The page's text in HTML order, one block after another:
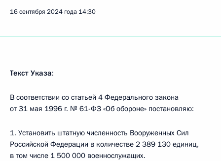
16 сентября 2024 года 14:30
Текст Указа:
В соответствии со статьей 4 Федерального закона
от 31 мая 1996 г. № 61-ФЗ «Об обороне» постановляю:
1. Установить штатную численность Вооруженных Сил
Российской Федерации в количестве 2 389 130 единиц,
в том числе 1 500 000 военнослужащих.